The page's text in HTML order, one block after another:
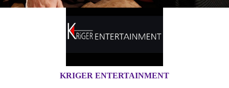
KRIGER ENTERTAINMENT